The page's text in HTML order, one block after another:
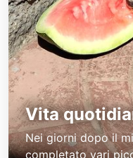
Vita
Nei giorni dopo il
completato vari